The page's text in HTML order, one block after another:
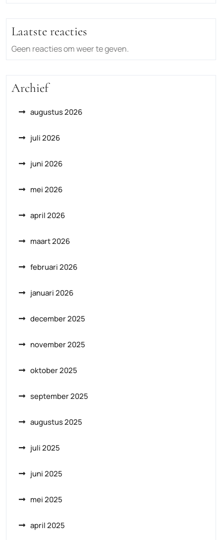
Laatste reacties
Geen reacties om weer te geven.
Archief
augustus 2026
juli 2026
juni 2026
mei 2026
april 2026
maart 2026
februari 2026
januari 2026
december 2025
november 2025
oktober 2025
september 2025
augustus 2025
juli 2025
juni 2025
mei 2025
april 2025